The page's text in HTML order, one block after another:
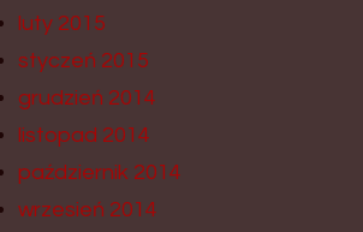
luty 2015
styczeń 2015
grudzień 2014
listopad 2014
październik 2014
wrzesień 2014